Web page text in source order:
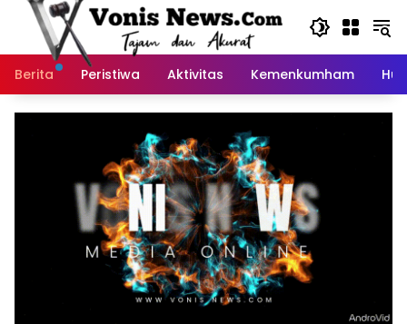
Langsung
Berita
Peristiwa Aktivitas Kemenkumham